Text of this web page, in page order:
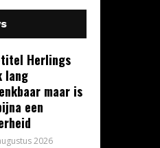
titel Herlings
lang
maar is
een
2026